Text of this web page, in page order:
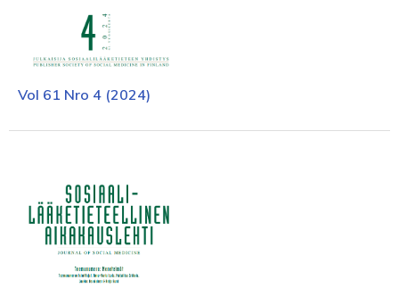
Vol 61 Nro 4 (2024)